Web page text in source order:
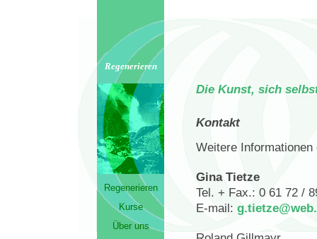
Regenerieren
Regenerieren
Kurse
Über uns
Die Kunst, sich
Kontakt
Weitere
Gina Tietze
Tel. + Fax.: 0 61 72 /
E-mail: